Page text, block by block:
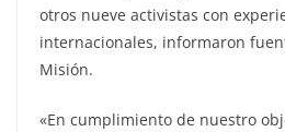
otros nueve activistas con
internacionales, informaron
Misión.
«En cumplimiento de nuestro